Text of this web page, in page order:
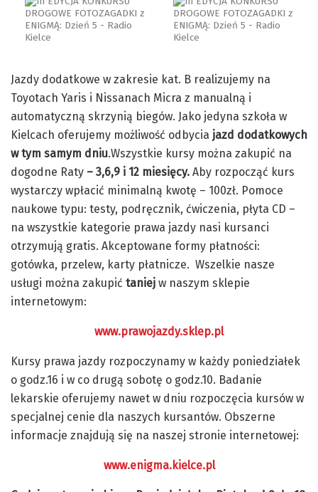
Jazdy dodatkowe w zakresie kat. B realizujemy na
Toyotach Yaris i Nissanach Micra z manualną i
automatyczną skrzynią biegów. Jako jedyna szkoła w
Kielcach oferujemy możliwość odbycia jazd dodatkowych
w tym samym dniu‎.Wszystkie kursy można zakupić na
dogodne Raty – 3,6,9 i 12 miesięcy. Aby rozpocząć kurs
wystarczy wpłacić minimalną kwotę – 100zł. Pomoce
naukowe typu: testy, podręcznik, ćwiczenia, płyta CD –
na wszystkie kategorie prawa jazdy nasi kursanci
otrzymują gratis. Akceptowane formy płatności‎:
gotówka, przelew, karty płatnicze. Wszelkie nasze
usługi można zakupić taniej w naszym sklepie
internetowym:
www.prawojazdy.sklep.pl
Kursy prawa jazdy rozpoczynamy w każdy poniedziałek
o godz.16 i w co drugą sobotę o godz.10. Badanie
lekarskie oferujemy nawet w dniu rozpoczęcia kursów w
specjalnej cenie dla naszych kursantów. Obszerne
informacje znajdują się na naszej stronie internetowej:
www.enigma.kielce.pl